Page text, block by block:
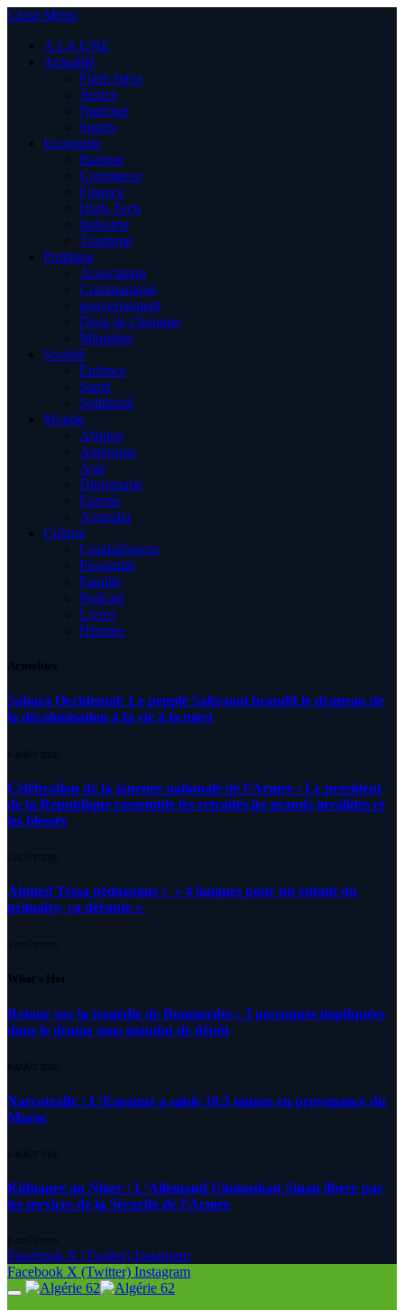
Close Menu
A LA UNE
Actualité
Flash Infos
Justice
National
Sports
Economie
Banque
Commerce
Finance
High-Tech
Industrie
Tourisme
Politique
Association
Communiqué
gouvernement
Droit de l’homme
Ministère
Société
Enfance
Santé
Solidarité
Monde
Afrique
Amérique
Asie
Diplomatie
Europe
Australia
Culture
Condoléances
Proximité
Famille
Podcast
Livres
Histoire
Actualités
Sahara Occidental: Le peuple Sahraoui brandit le drapeau de
la décolonisation à la vie à la mort
8 AOÛT 2026
Célébration de la journée nationale de l’Armée : Le président
de la République rassemble les retraités,les grands invalides et
les blessés
5 AOÛT 2026
Ahmed Tessa pédagogue : » 4 langues pour un enfant du
primaire, ça déroute «
4 AOÛT 2026
What's Hot
Retour sur la tragédie de Boumerdes : 3 personnes impliquées
dans le drame sous mandat de dépôt
8 AOÛT 2026
Narcotrafic : L’Espagne a saisie 10,5 tonnes en provenance du
Maroc
8 AOÛT 2026
Kidnapee au Niger : L’Allemand Ulumaskan Sinan libéré par
les services de la Sécurité de l’Armée
8 AOÛT 2026
Facebook X (Twitter) Instagram
Facebook X (Twitter) Instagram